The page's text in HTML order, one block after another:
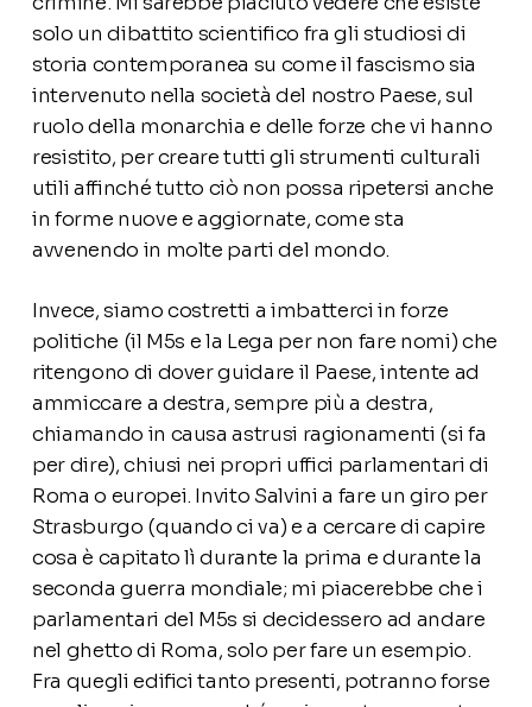
solo un dibattito scientifico fra gli studiosi di
storia contemporanea su come il fascismo sia
intervenuto nella società del nostro Paese, sul
ruolo della monarchia e delle forze che vi hanno
resistito, per creare tutti gli strumenti culturali
utili affinché tutto ciò non possa ripetersi anche
in forme nuove e aggiornate, come sta
avvenendo in molte parti del mondo.
Invece, siamo costretti a imbatterci in forze
politiche (il M5s e la Lega per non fare nomi) che
ritengono di dover guidare il Paese, intente ad
ammiccare a destra, sempre più a destra,
chiamando in causa astrusi ragionamenti (si fa
per dire), chiusi nei propri uffici parlamentari di
Roma o europei. Invito Salvini a fare un giro per
Strasburgo (quando ci va) e a cercare di capire
cosa è capitato lì durante la prima e durante la
seconda guerra mondiale; mi piacerebbe che i
parlamentari del M5s si decidessero ad andare
nel ghetto di Roma, solo per fare un esempio.
Fra quegli edifici tanto presenti, potranno forse